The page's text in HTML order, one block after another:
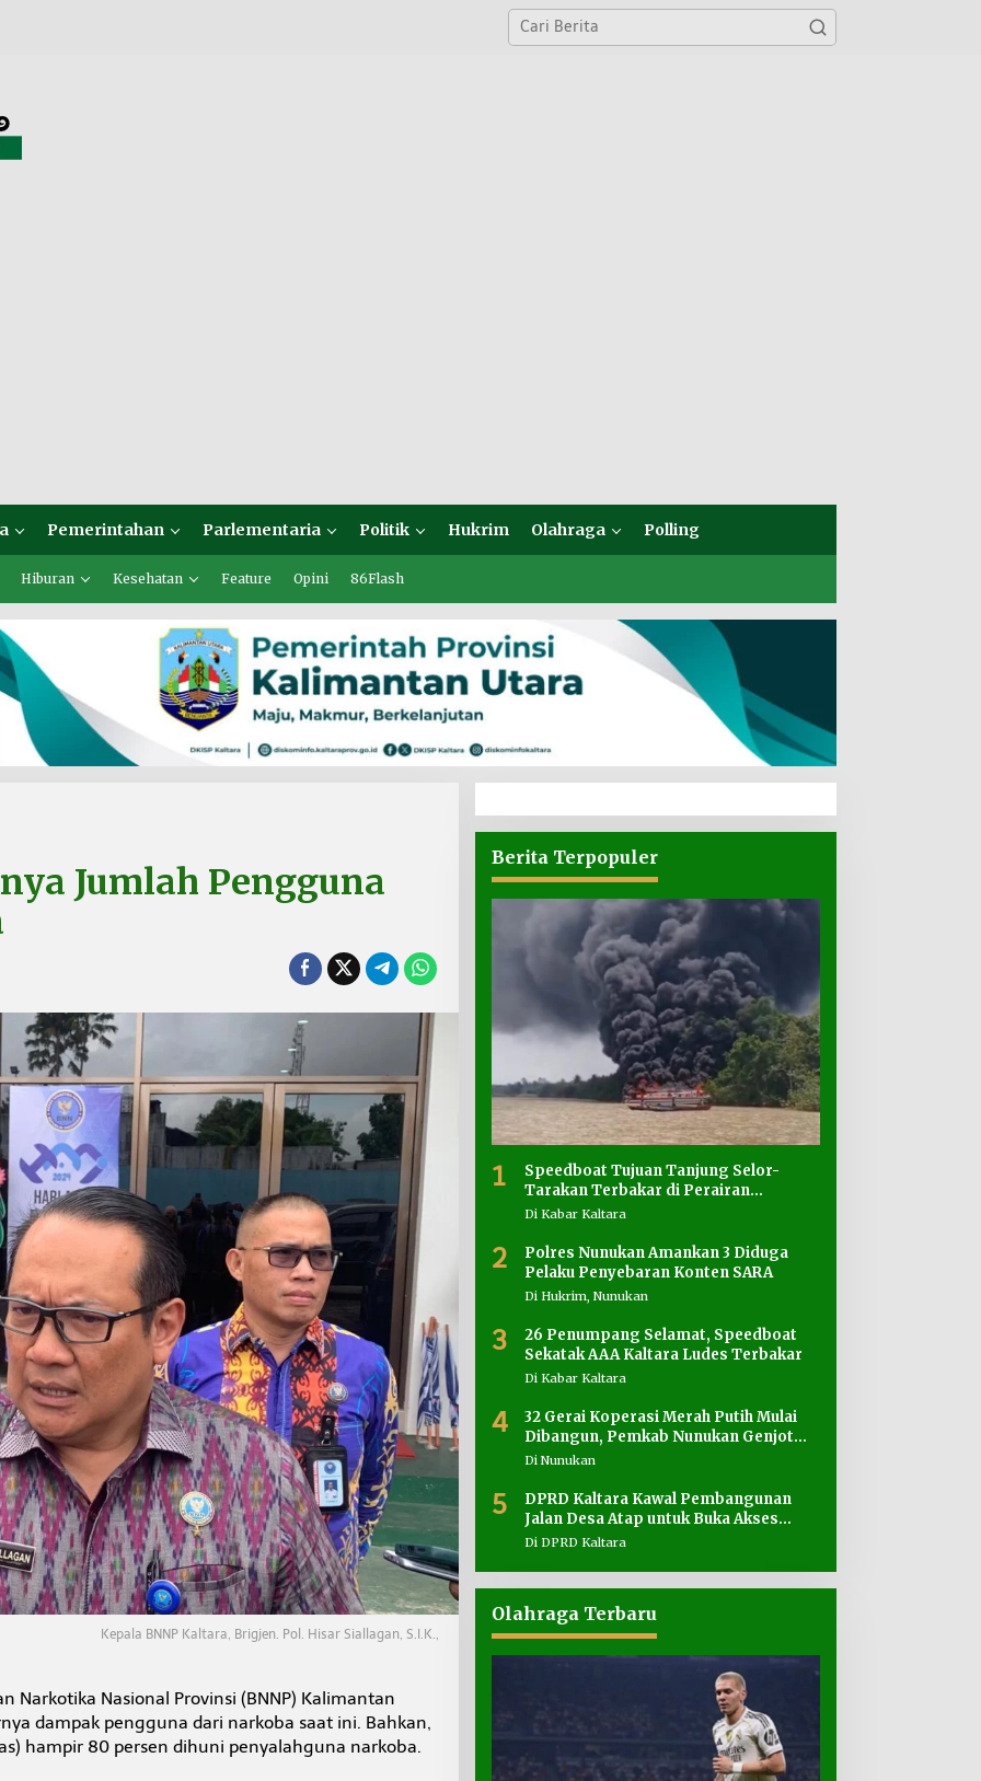
Pemerintahan Parlementaria Politik Hukrim Olahraga Polling
Hiburan Kesehatan Feature Opini 86Flash
Jumlah Pengguna
Kepala BNNP Kaltara, Brigjen. Pol. Hisar Siallagan, S.I.K.,
Narkotika Nasional Provinsi (BNNP) Kalimantan
dampak pengguna dari narkoba saat ini. Bahkan,
hampir 80 persen dihuni penyalahguna narkoba.
Berita Terpopuler
1
Speedboat Tujuan Tanjung Selor-
Tarakan Terbakar di Perairan
Salimbatu
Di Kabar Kaltara
2
Polres Nunukan Amankan 3 Diduga
Pelaku Penyebaran Konten SARA
Di Hukrim, Nunukan
3
26 Penumpang Selamat, Speedboat
Sekatak AAA Kaltara Ludes Terbakar
Di Kabar Kaltara
4
32 Gerai Koperasi Merah Putih Mulai
Dibangun, Pemkab Nunukan Genjot
Penyediaan Lahan
Di Nunukan
5
DPRD Kaltara Kawal Pembangunan
Jalan Desa Atap untuk Buka Akses
Wilayah Perbatasan
Di DPRD Kaltara
Olahraga Terbaru